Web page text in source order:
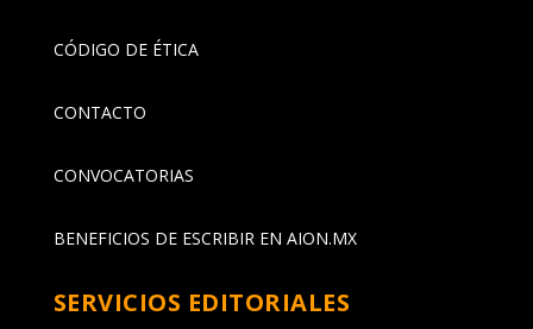
CÓDIGO DE ÉTICA
CONTACTO
CONVOCATORIAS
BENEFICIOS DE ESCRIBIR EN AION.MX
SERVICIOS EDITORIALES